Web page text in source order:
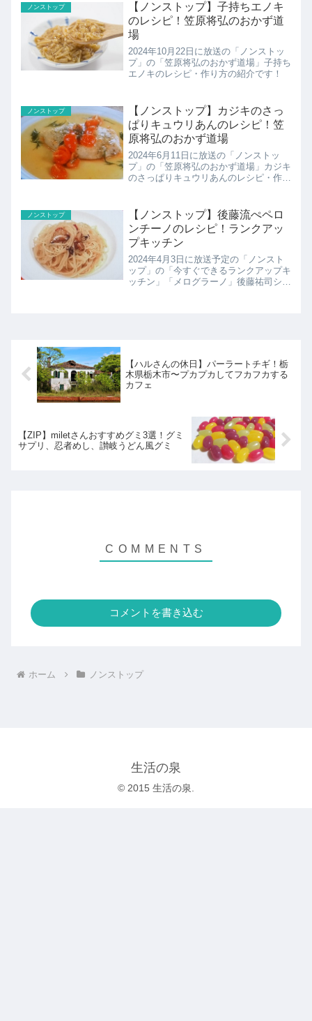
ノンストップ
【ノンストップ】子持ちエノキ
のレシピ！笠原将弘のおかず道
場
2024年10月22日に放送の「ノンストッ
プ」の「笠原将弘のおかず道場」子持ち
エノキのレシピ・作り方の紹介です！
ノンストップ
【ノンストップ】カジキのさっ
ぱりキュウリあんのレシピ！笠
原将弘のおかず道場
2024年6月11日に放送の「ノンストッ
プ」の「笠原将弘のおかず道場」カジキ
のさっぱりキュウリあんのレシピ・作り
ノンストップ
【ノンストップ】後藤流ぺペロ
ンチーノのレシピ！ランクアッ
プキッチン
2024年4月3日に放送予定の「ノンスト
ップ」の「今すぐできるランクアップキ
ッチン」「メログラーノ」後藤祐司シェ
【ハルさんの休日】パーラートチギ！栃
木県栃木市〜プカプカしてフカフカする
カフェ
【ZIP】miletさんおすすめグミ3選！グミ
サプリ、忍者めし、讃岐うどん風グミ
コメントを書き込む
ホーム ノンストップ
生活の泉
© 2015 生活の泉.